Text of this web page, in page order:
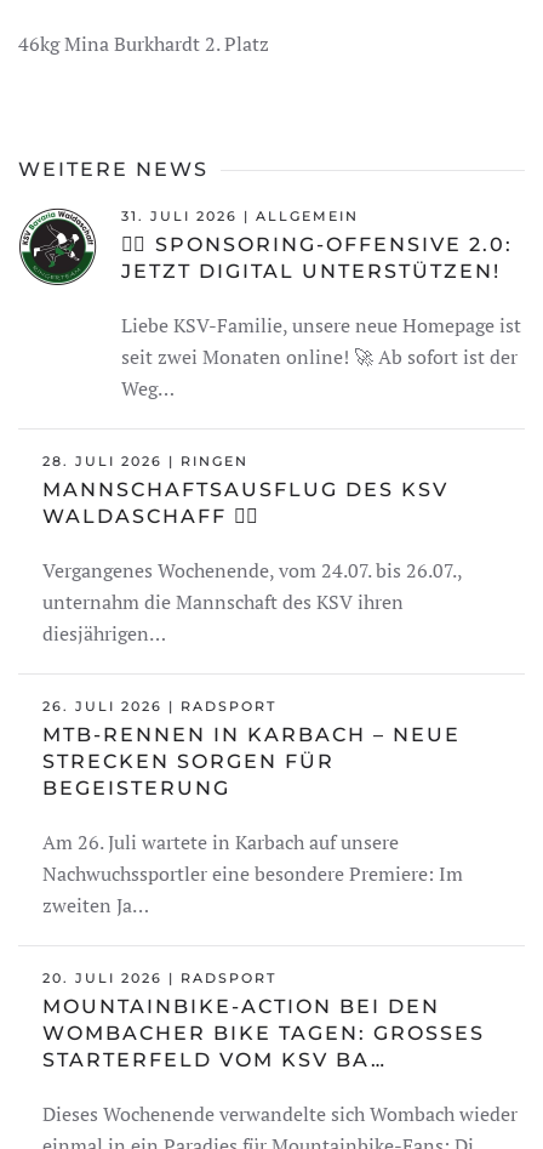
46kg Mina Burkhardt 2. Platz
WEITERE NEWS
31. JULI 2026 | ALLGEMEIN
🤼‍♂️ SPONSORING-OFFENSIVE 2.0:
JETZT DIGITAL UNTERSTÜTZEN!
Liebe KSV-Familie, unsere neue Homepage ist
seit zwei Monaten online! 🚀 Ab sofort ist der
Weg…
28. JULI 2026 | RINGEN
MANNSCHAFTS­AUSFLUG DES KSV
WALDASCHAFF 🤼‍♂️
Vergangenes Wochenende, vom 24.07. bis 26.07.,
unternahm die Mannschaft des KSV ihren
diesjährigen…
26. JULI 2026 | RADSPORT
MTB-RENNEN IN KARBACH – NEUE
STRECKEN SORGEN FÜR
BEGEISTERUNG
Am 26. Juli wartete in Karbach auf unsere
Nachwuchssportler eine besondere Premiere: Im
zweiten Ja…
20. JULI 2026 | RADSPORT
MOUNTAINBIKE-ACTION BEI DEN
WOMBACHER BIKE TAGEN: GROSSES S
TARTERFELD VOM KSV BA…
Dieses Wochenende verwandelte sich Wombach wieder